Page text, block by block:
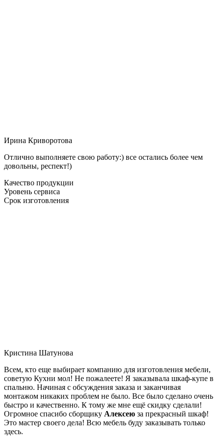
Ирина Криворотова
Отлично выполняете свою работу:) все остались более чем
довольны, респект!)
Качество продукции
Уровень сервиса
Срок изготовления
Кристина Шатунова
Всем, кто еще выбирает компанию для изготовления мебели,
советую Кухни мол! Не пожалеете! Я заказывала шкаф-купе в
спальню. Начиная с обсуждения заказа и заканчивая
монтажом никаких проблем не было. Все было сделано очень
быстро и качественно. К тому же мне ещё скидку сделали!
Огромное спасибо сборщику Алексею за прекрасный шкаф!
Это мастер своего дела! Всю мебель буду заказывать только
здесь.